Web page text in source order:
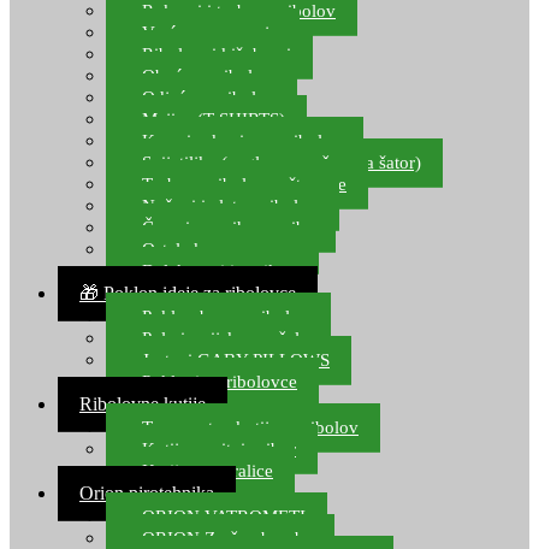
Ruksaci i torbe za ribolov
Vreće za spavanje
Ribolovni kišobrani
Obuća za ribolov
Odjeća za ribolov
Majice (T-SHIRTS)
Kape i rukavice za ribolov
Svijetiljke (naglavne, ručne, za šator)
Torbe za ribolovne štapove
Noževi i alat za ribolov
Čamci za prihranu ribe
Ostala kamp oprema
Dalekozori i optika
🎁 Poklon ideje za ribolovce
Poklon bon za ribolov
Polarizacijske naočale
Jastuci GABY PILLOWS
Pokloni za ribolovce
Ribolovne kutije
Transportne kutije za ribolov
Kutije za sitni pribor
Kutije za varalice
Orion pirotehnika
ORION VATROMETI
ORION Zračne bombe